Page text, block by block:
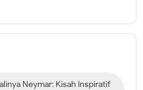
Neymar: Kisah Inspiratif